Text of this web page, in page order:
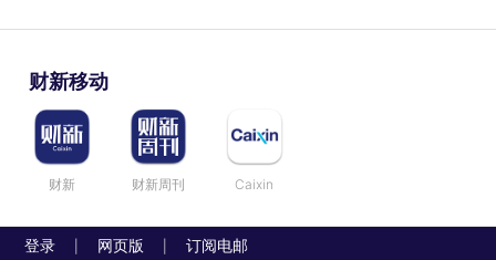
财新移动
财新 财新周刊 Caixin
登录 网页版 订阅电邮